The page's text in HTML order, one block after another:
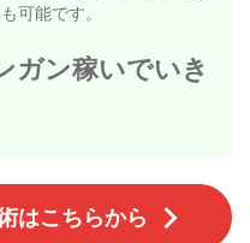
可能です。
ガン稼いでいき
はこちらから